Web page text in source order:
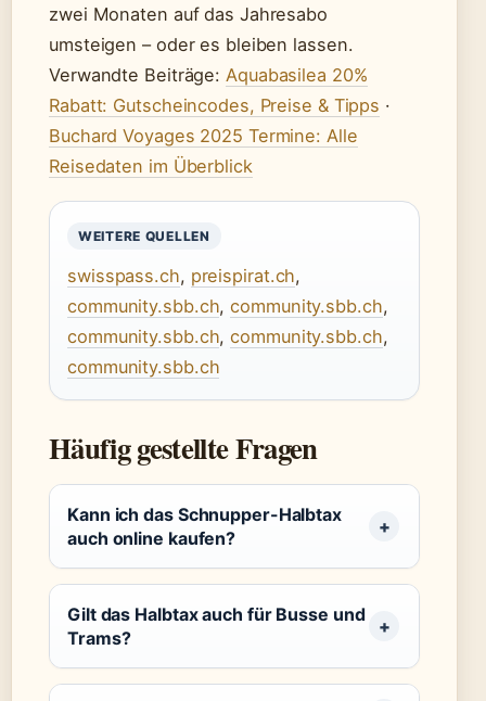
zwei Monaten auf das Jahresabo
umsteigen – oder es bleiben lassen.
Verwandte Beiträge: Aquabasilea 20%
Rabatt: Gutscheincodes, Preise & Tipps ·
Buchard Voyages 2025 Termine: Alle
Reisedaten im Überblick
WEITERE QUELLEN
swisspass.ch, preispirat.ch,
community.sbb.ch,community.sbb.ch,
community.sbb.ch,community.sbb.ch,
community.sbb.ch
Häufig gestellte Fragen
Kann ich das Schnupper-Halbtax
auch online kaufen?
Gilt das Halbtax auch für Busse und
Trams?